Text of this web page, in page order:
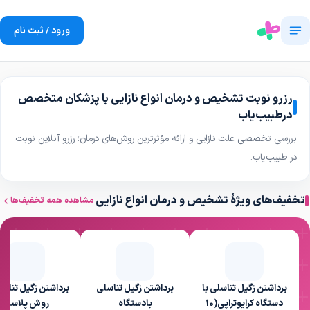
ورود / ثبت نام
رزرو نوبت تشخیص و درمان انواع نازایی با پزشکان متخصص
درطبیب‌یاب
بررسی تخصصی علت نازایی و ارائه مؤثرترین روش‌های درمان؛ رزرو آنلاین نوبت
در طبیب‌یاب.
تخفیف‌های ویژهٔ تشخیص و درمان انواع نازایی مشاهده همه تخفیف‌ها
برداشتن زگیل تناسلی با
دستگاه کرایوتراپی(10
برداشتن زگیل تناسلی
بادستگاه
برداشتن زگیل
روش پلاسما